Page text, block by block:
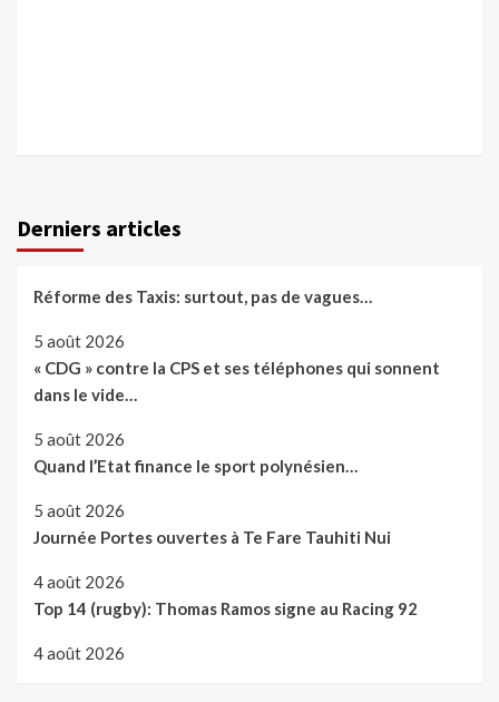
Derniers articles
Réforme des Taxis: surtout, pas de vagues…
5 août 2026
« CDG » contre la CPS et ses téléphones qui sonnent
dans le vide…
5 août 2026
Quand l’Etat finance le sport polynésien…
5 août 2026
Journée Portes ouvertes à Te Fare Tauhiti Nui
4 août 2026
Top 14 (rugby): Thomas Ramos signe au Racing 92
4 août 2026